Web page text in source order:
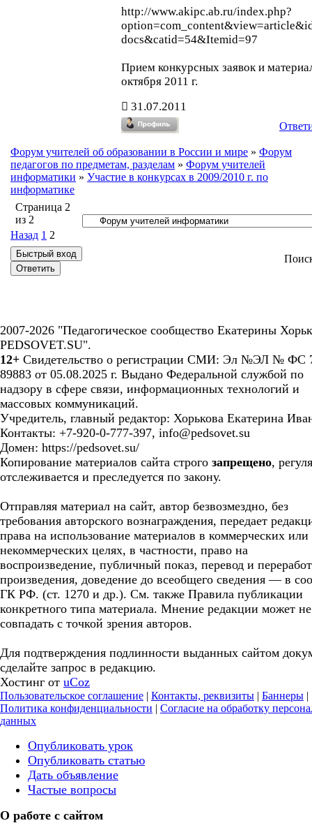
http://www.akipc.ab.ru/index.php?
docs&catid=54&Itemid=97
Прием конкурсных заявок и
октября 2011 г.
31.07.2011
Форум учителей об образовании в России и мире » Форум
педагогов по предметам, разделам » Форум учителей
информатики » Участие в конкурсах в 2009/2010 г. по
информатике
Страница 2
из 2
Назад 1 2
2007-2026 "Педагогическое сообщество Екатерины
PEDSOVET.SU".
12+ Свидетельство о регистрации СМИ: Эл №ЭЛ № ФС
89883 от 05.08.2025 г. Выдано Федеральной службой по
надзору в сфере связи, информационных технологий и
массовых коммуникаций.
Учредитель, главный редактор: Хорькова Екатерина
Контакты: +7-920-0-777-397, info@pedsovet.su
Домен: https://pedsovet.su/
Копирование материалов сайта строго запрещено,
отслеживается и преследуется по закону.
Отправляя материал на сайт, автор безвозмездно, без
требования авторского вознаграждения, передает
права на использование материалов в коммерческих или
некоммерческих целях, в частности, право на
воспроизведение, публичный показ, перевод и
произведения, доведение до всеобщего сведения — в
ГК РФ. (ст. 1270 и др.). См. также Правила публикации
конкретного типа материала. Мнение редакции может не
совпадать с точкой зрения авторов.
Для подтверждения подлинности выданных сайтом
сделайте запрос в редакцию.
Хостинг от uCoz
Пользовательское соглашение | Контакты, реквизиты | Баннеры |
Политика конфиденциальности | Согласие на обработку
данных
Опубликовать урок
Опубликовать статью
Дать объявление
Частые вопросы
О работе с сайтом